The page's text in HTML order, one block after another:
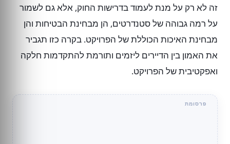
זה לא רק על מנת לעמוד בדרישות החוק, אלא גם לשמור
על רמה גבוהה של סטנדרטים, הן מבחינת הבטיחות והן
מבחינת האיכות הכוללת של הפרויקט. בקרה כזו תגביר
את האמון בין הדיירים ליזמים ותורמת להתקדמות חלקה
ואפקטיבית של הפרויקט.